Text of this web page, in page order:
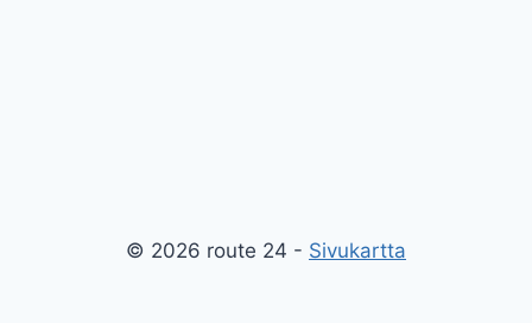
© 2026 route 24 - Sivukartta